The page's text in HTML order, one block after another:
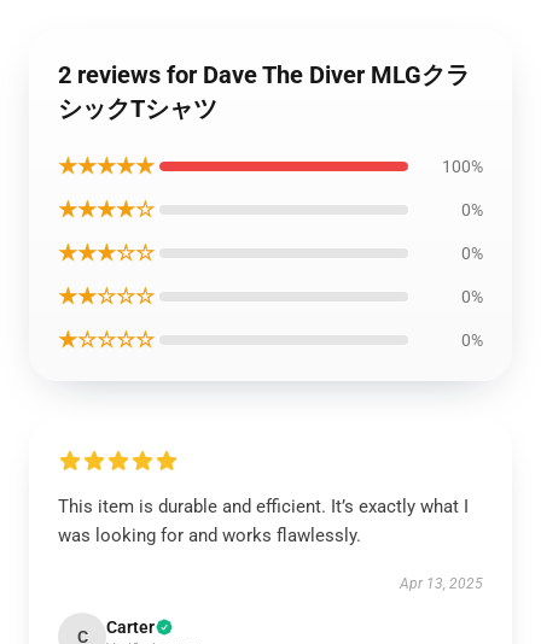
2 reviews for Dave The Diver MLGクラ
シックTシャツ
★★★★★ 100%
★★★★☆ 0%
★★★☆☆ 0%
★★☆☆☆ 0%
★☆☆☆☆ 0%
This item is durable and efficient. It’s exactly what I
was looking for and works flawlessly.
Apr 13, 2025
C Carter